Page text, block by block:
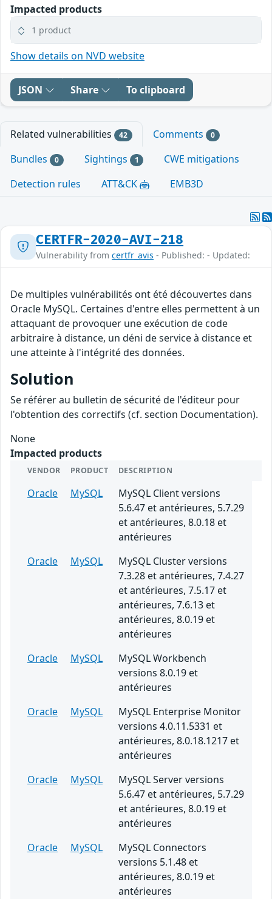
Impacted products
1 product
Show details on NVD website
JSON Share To clipboard
Related vulnerabilities 42 Comments 0
Bundles 0 Sightings 1
CWE mitigations
Detection rules
ATT&CK EMB3D
CERTFR-2020-AVI-218
Vulnerability from certfr_avis - Published: - Updated:
De multiples vulnérabilités ont été découvertes dans
Oracle MySQL. Certaines d'entre elles permettent à un
attaquant de provoquer une exécution de code
arbitraire à distance, un déni de service à distance et
une atteinte à l'intégrité des données.
Solution
Se référer au bulletin de sécurité de l'éditeur pour
l'obtention des correctifs (cf. section Documentation).
None
Impacted products
VENDOR PRODUCT DESCRIPTION
Oracle MySQL
MySQL Client versions
5.6.47 et antérieures, 5.7.29
et antérieures, 8.0.18 et
antérieures
Oracle
MySQL
MySQL Cluster versions
7.3.28 et antérieures, 7.4.27
et antérieures, 7.5.17 et
antérieures, 7.6.13 et
antérieures, 8.0.19 et
antérieures
Oracle
MySQL
MySQL Workbench
versions 8.0.19 et
antérieures
Oracle
MySQL
MySQL Enterprise Monitor
versions 4.0.11.5331 et
antérieures, 8.0.18.1217 et
antérieures
Oracle
MySQL
MySQL Server versions
5.6.47 et antérieures, 5.7.29
et antérieures, 8.0.19 et
antérieures
Oracle
MySQL
MySQL Connectors
versions 5.1.48 et
antérieures, 8.0.19 et
antérieures